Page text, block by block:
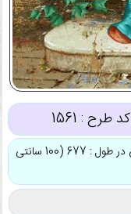
کد طرح : 1561
تعداد لای در طول : 677 (100 سانتی